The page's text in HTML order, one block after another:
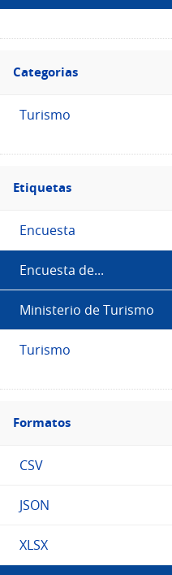
Filtro
Categorias
Categorias
Turismo
Filtro
Etiquetas
Etiquetas
Encuesta
Encuesta de...
Ministerio de Turismo
Turismo
Filtro
Formatos
Formatos
CSV
JSON
XLSX